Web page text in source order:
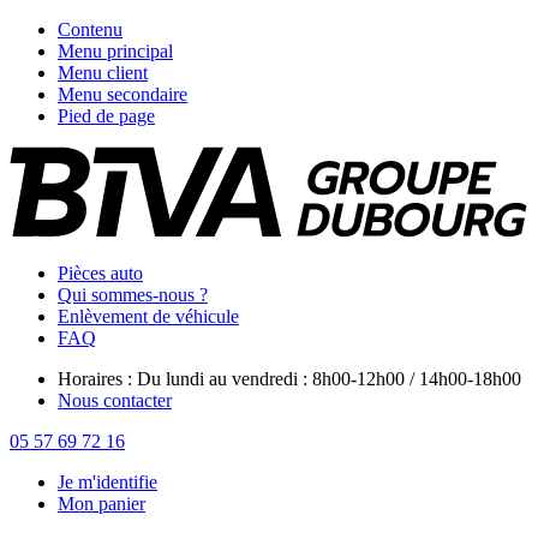
Contenu
Menu principal
Menu client
Menu secondaire
Pied de page
Pièces auto
Qui sommes-nous ?
Enlèvement de véhicule
FAQ
Horaires : Du lundi au vendredi : 8h00-12h00 / 14h00-18h00
Nous contacter
05 57 69 72 16
Je m'identifie
Mon panier